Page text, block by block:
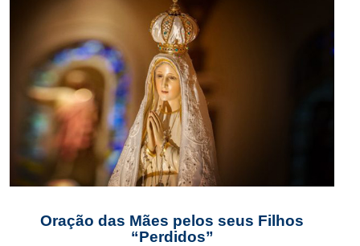
Oração das Mães pelos seus Filhos
“Perdidos”